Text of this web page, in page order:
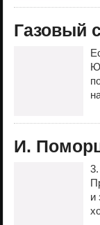
Газовый
И.
и